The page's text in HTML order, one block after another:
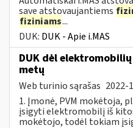
save atstovaujantiems
fiziniams...
DUK: DUK - Apie i.MAS
DUK dėl
metų
Web turinio sąrašas 2022-
1. Įmonė, PVM mokėtoja,
įsigyti elektromobilį iš
mokėtojo, todėl tokiam